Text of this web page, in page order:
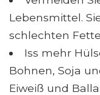
Lebensmittel.
schlechten
Iss mehr
Bohnen, Soja
Eiweiß und